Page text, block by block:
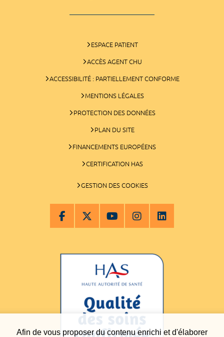
Afin de vous proposer du contenu enrichi et d'élaborer
ESPACE PATIENT
ACCÈS AGENT CHU
ACCESSIBILITÉ : PARTIELLEMENT CONFORME
MENTIONS LÉGALES
PROTECTION DES DONNÉES
PLAN DU SITE
FINANCEMENTS EUROPÉENS
CERTIFICATION HAS
GESTION DES COOKIES